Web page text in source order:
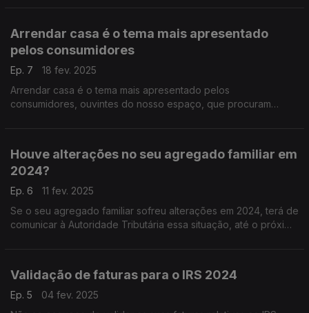
Arrendar casa é o tema mais apresentado
pelos consumidores
Ep. 7
18 fev. 2025
Arrendar casa é o tema mais apresentado pelos
consumidores, ouvintes do nosso espaço, que procuram
Houve alterações no seu agregado familiar em
2024?
Ep. 6
11 fev. 2025
Se o seu agregado familiar sofreu alterações em 2024, terá de
comunicar à Autoridade Tributária essa situação, até o próximo
Validação de faturas para o IRS 2024
Ep. 5
04 fev. 2025